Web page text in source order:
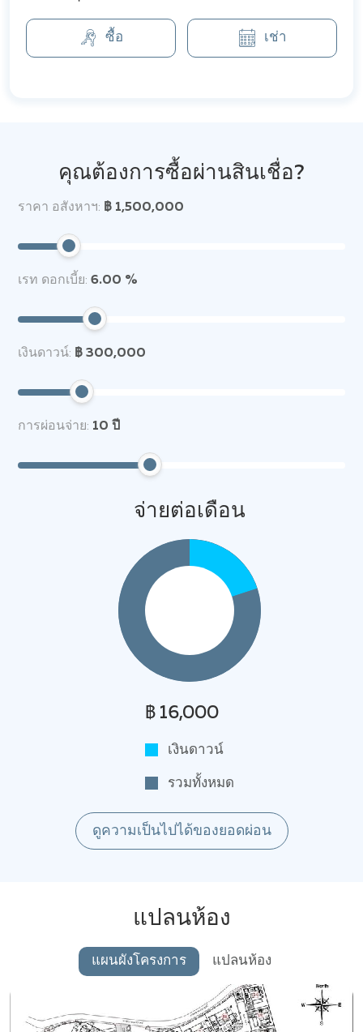
ซื้อ เช่า
คุณต้องการซื้อผ่านสินเชื่อ?
ราคา อสังหาฯ: ฿ 1,500,000
เรท ดอกเบี้ย: 6.00 %
เงินดาวน์: ฿ 300,000
การผ่อนจ่าย: 10 ปี
จ่ายต่อเดือน
฿ 16,000
เงินดาวน์
รวมทั้งหมด
ดูความเป็นไปได้ของยอดผ่อน
แปลนห้อง
แผนผังโครงการ แปลนห้อง